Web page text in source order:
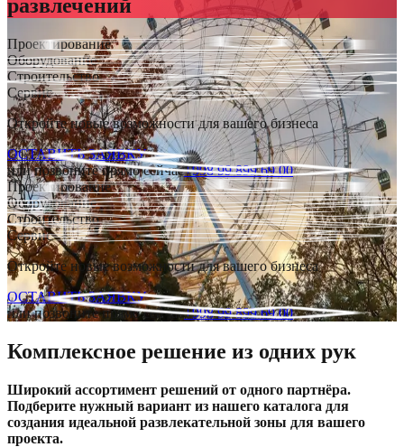
развлечений
Проектирование
Оборудование
Строительство
Сервис
Откройте новые возможности для вашего бизнеса
ОСТАВИТЬ ЗАЯВКУ
или позвоните прямо сейчас+998 99 899 69 00
Проектирование
Оборудование
Строительство
Сервис
Откройте новые возможности для вашего бизнеса
ОСТАВИТЬ ЗАЯВКУ
или позвоните прямо сейчас+998 99 899 69 00
Комплексное решение из одних рук
Широкий ассортимент решений от одного партнёра.
Подберите нужный вариант из нашего каталога для
создания идеальной развлекательной зоны для вашего
проекта.